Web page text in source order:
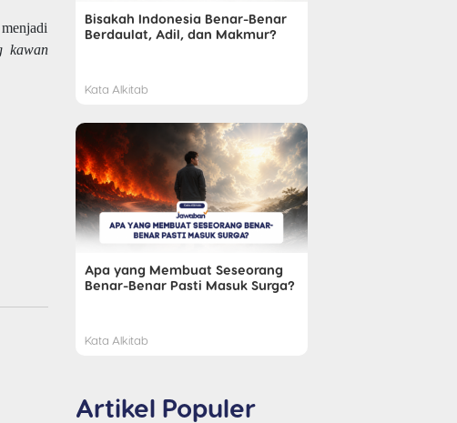
kawan
Bisakah Indonesia Benar-Benar
Berdaulat, Adil, dan Makmur?
Kata Alkitab
Apa yang Membuat Seseorang
Benar-Benar Pasti Masuk Surga?
Kata Alkitab
Artikel Populer